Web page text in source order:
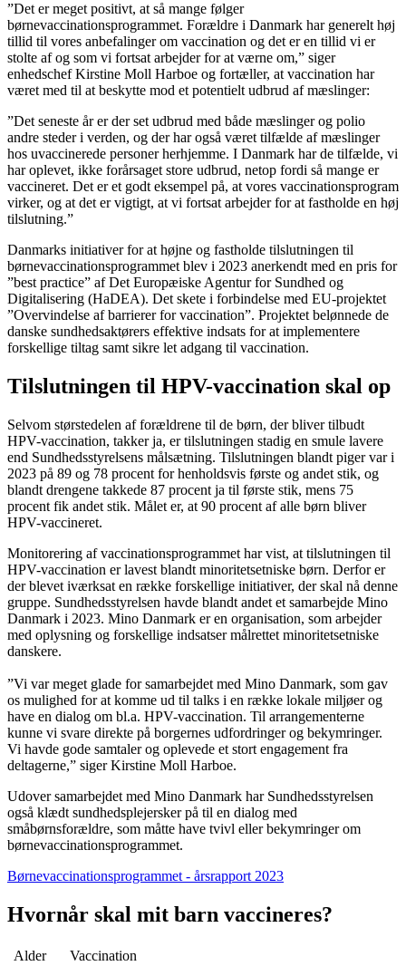
”Det er meget positivt, at så mange følger
børnevaccinationsprogrammet. Forældre i Danmark har generelt høj
tillid til vores anbefalinger om vaccination og det er en tillid vi er
stolte af og som vi fortsat arbejder for at værne om,” siger
enhedschef Kirstine Moll Harboe og fortæller, at vaccination har
været med til at beskytte mod et potentielt udbrud af mæslinger:
”Det seneste år er der set udbrud med både mæslinger og polio
andre steder i verden, og der har også været tilfælde af mæslinger
hos uvaccinerede personer herhjemme. I Danmark har de tilfælde, vi
har oplevet, ikke forårsaget store udbrud, netop fordi så mange er
vaccineret. Det er et godt eksempel på, at vores vaccinationsprogram
virker, og at det er vigtigt, at vi fortsat arbejder for at fastholde en høj
tilslutning.”
Danmarks initiativer for at højne og fastholde tilslutningen til
børnevaccinationsprogrammet blev i 2023 anerkendt med en pris for
”best practice” af Det Europæiske Agentur for Sundhed og
Digitalisering (HaDEA). Det skete i forbindelse med EU-projektet
”Overvindelse af barrierer for vaccination”. Projektet belønnede de
danske sundhedsaktørers effektive indsats for at implementere
forskellige tiltag samt sikre let adgang til vaccination.
Tilslutningen til HPV-vaccination skal op
Selvom størstedelen af forældrene til de børn, der bliver tilbudt
HPV-vaccination, takker ja, er tilslutningen stadig en smule lavere
end Sundhedsstyrelsens målsætning. Tilslutningen blandt piger var i
2023 på 89 og 78 procent for henholdsvis første og andet stik, og
blandt drengene takkede 87 procent ja til første stik, mens 75
procent fik andet stik. Målet er, at 90 procent af alle børn bliver
HPV-vaccineret.
Monitorering af vaccinationsprogrammet har vist, at tilslutningen til
HPV-vaccination er lavest blandt minoritetsetniske børn. Derfor er
der blevet iværksat en række forskellige initiativer, der skal nå denne
gruppe. Sundhedsstyrelsen havde blandt andet et samarbejde Mino
Danmark i 2023. Mino Danmark er en organisation, som arbejder
med oplysning og forskellige indsatser målrettet minoritetsetniske
danskere.
”Vi var meget glade for samarbejdet med Mino Danmark, som gav
os mulighed for at komme ud til talks i en række lokale miljøer og
have en dialog om bl.a. HPV-vaccination. Til arrangementerne
kunne vi svare direkte på borgernes udfordringer og bekymringer.
Vi havde gode samtaler og oplevede et stort engagement fra
deltagerne,” siger Kirstine Moll Harboe.
Udover samarbejdet med Mino Danmark har Sundhedsstyrelsen
også klædt sundhedsplejersker på til en dialog med
småbørnsforældre, som måtte have tvivl eller bekymringer om
børnevaccinationsprogrammet.
Børnevaccinationsprogrammet - årsrapport 2023
Hvornår skal mit barn vaccineres?
Alder Vaccination